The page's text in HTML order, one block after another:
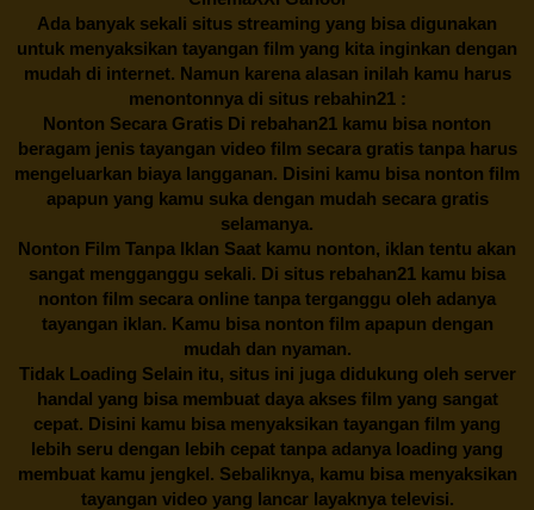
Ada banyak sekali situs streaming yang bisa digunakan
untuk menyaksikan tayangan film yang kita inginkan dengan
mudah di internet. Namun karena alasan inilah kamu harus
menontonnya di situs rebahin21 :
Nonton Secara Gratis Di rebahan21 kamu bisa nonton
beragam jenis tayangan video film secara gratis tanpa harus
mengeluarkan biaya langganan. Disini kamu bisa nonton film
apapun yang kamu suka dengan mudah secara gratis
selamanya.
Nonton Film Tanpa Iklan Saat kamu nonton, iklan tentu akan
sangat mengganggu sekali. Di situs rebahan21 kamu bisa
nonton film secara online tanpa terganggu oleh adanya
tayangan iklan. Kamu bisa nonton film apapun dengan
mudah dan nyaman.
Tidak Loading Selain itu, situs ini juga didukung oleh server
handal yang bisa membuat daya akses film yang sangat
cepat. Disini kamu bisa menyaksikan tayangan film yang
lebih seru dengan lebih cepat tanpa adanya loading yang
membuat kamu jengkel. Sebaliknya, kamu bisa menyaksikan
tayangan video yang lancar layaknya televisi.